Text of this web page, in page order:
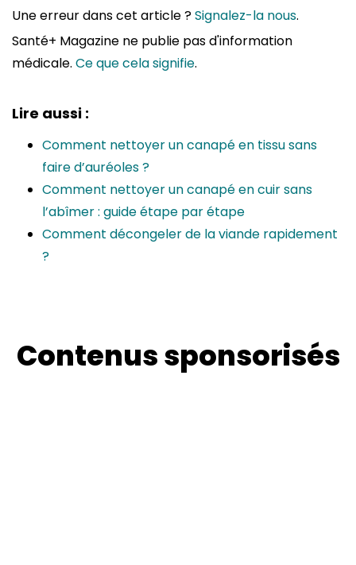
Une erreur dans cet article ?Signalez-la nous.
Santé+ Magazine ne publie pas d'information
médicale. Ce que cela signifie.
Lire aussi :
Comment nettoyer un canapé en tissu sans
faire d’auréoles ?
Comment nettoyer un canapé en cuir sans
l’abîmer : guide étape par étape
Comment décongeler de la viande rapidement
?
Contenus sponsorisés